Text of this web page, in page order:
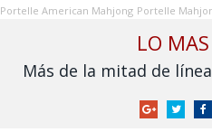
Portelle American Mahjong Portelle
LO
GoogleTwitter